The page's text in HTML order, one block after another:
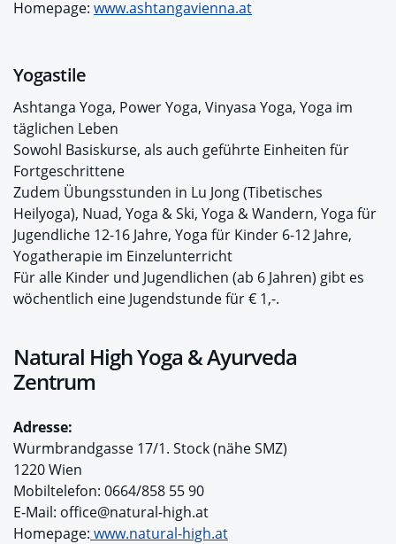
Homepage: www.ashtangavienna.at
Yogastile
Ashtanga Yoga, Power Yoga, Vinyasa Yoga, Yoga im
täglichen Leben
Sowohl Basiskurse, als auch geführte Einheiten für
Fortgeschrittene
Zudem Übungsstunden in Lu Jong (Tibetisches
Heilyoga), Nuad, Yoga & Ski, Yoga & Wandern, Yoga für
Jugendliche 12-16 Jahre, Yoga für Kinder 6-12 Jahre,
Yogatherapie im Einzelunterricht
Für alle Kinder und Jugendlichen (ab 6 Jahren) gibt es
wöchentlich eine Jugendstunde für € 1,-.
Natural High Yoga & Ayurveda
Zentrum
Adresse:
Wurmbrandgasse 17/1. Stock (nähe SMZ)
1220 Wien
Mobiltelefon: 0664/858 55 90
E-Mail: office@natural-high.at
Homepage: www.natural-high.at